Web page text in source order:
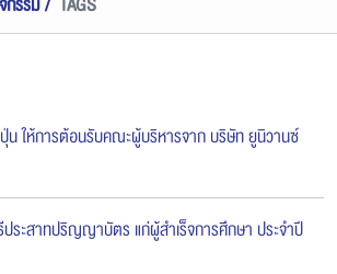
น ให้การต้อนรับคณะผู้บริหารจาก บริษัท ยูนิวานซ์
ะสาทปริญญาบัตร แก่ผู้สำเร็จการศึกษา ประจำปี